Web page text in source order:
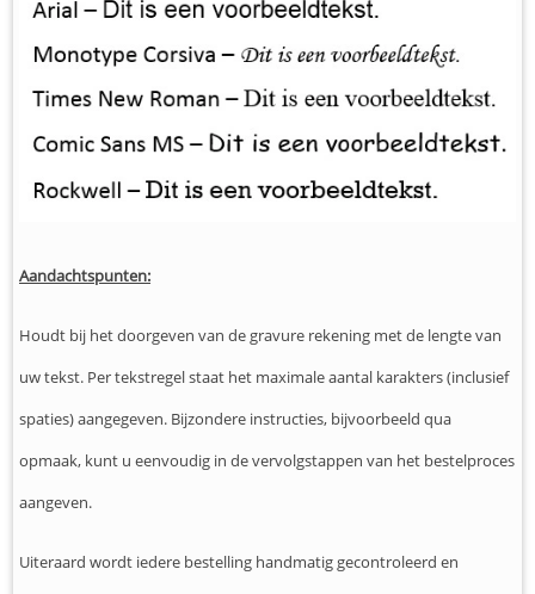
Aandachtspunten:
Houdt bij het doorgeven van de gravure rekening met de lengte van
uw tekst. Per tekstregel staat het maximale aantal karakters (inclusief
spaties) aangegeven. Bijzondere instructies, bijvoorbeeld qua
opmaak, kunt u eenvoudig in de vervolgstappen van het bestelproces
aangeven.
Uiteraard wordt iedere bestelling handmatig gecontroleerd en